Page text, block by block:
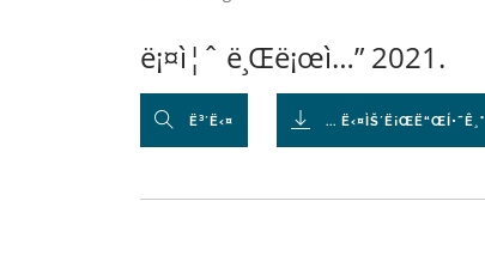
ë¡¤ì¦ˆ ë¸Œë¡œì…” 2021.
Ë³´Ë‹¤ ... Ë‹¤ÌŠ´Ë¡ŒË“ŒÍ•˜Ê¸°